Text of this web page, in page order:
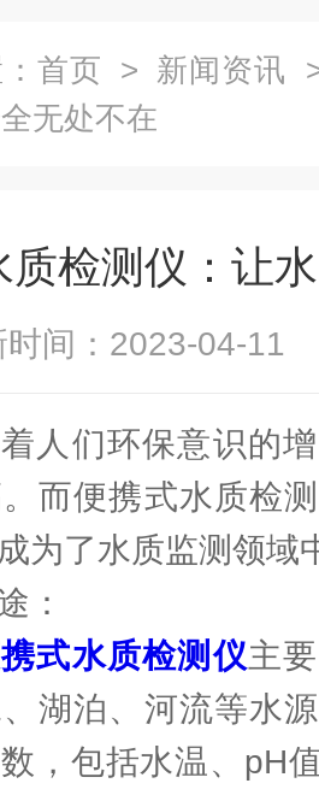
首页 > 新闻资讯
无处不在
质检测仪：让
时间：2023-04-
们环保意识的增
而便携式水质检
为了水质监测领域
式水质检测仪主
湖泊、河流等水
，包括水温、pH